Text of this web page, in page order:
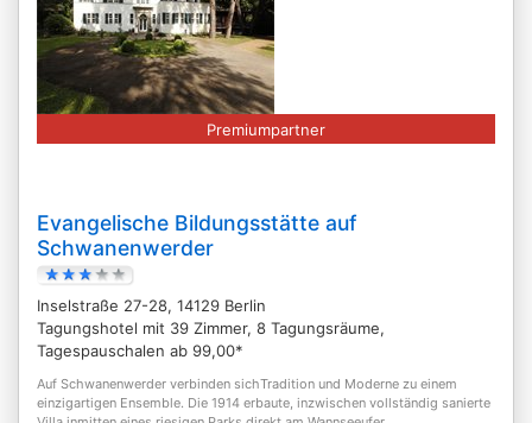
Premiumpartner
Evangelische Bildungsstätte auf
Schwanenwerder
Inselstraße 27-28, 14129 Berlin
Tagungshotel mit 39 Zimmer, 8 Tagungsräume,
Tagespauschalen ab 99,00*
Auf Schwanenwerder verbinden sichTradition und Moderne zu einem
einzigartigen Ensemble. Die 1914 erbaute, inzwischen vollständig sanierte